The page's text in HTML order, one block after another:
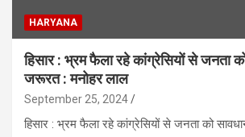
HARYANA
हिसार : भ्रम फैला रहे कांग्रेसियों से जनता
जरूरत : मनोहर लाल
September 25, 2024
हिसार : भ्रम फैला रहे कांग्रेसियों से जनता को